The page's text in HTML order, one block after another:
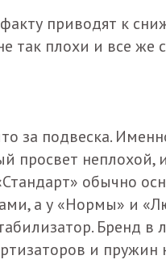
приводят к
так плохи и все же
за подвеска.
просвет неплохой,
обычно
а у «Нормы» и
Бренд в
и пружин